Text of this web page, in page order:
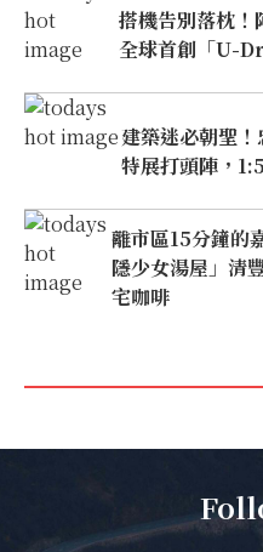
搭機告別落枕！
全球首創「U-
建築迷必朝聖
特展打頭陣，
離市區15分鐘的
隱少女湯屋」清
宅咖啡